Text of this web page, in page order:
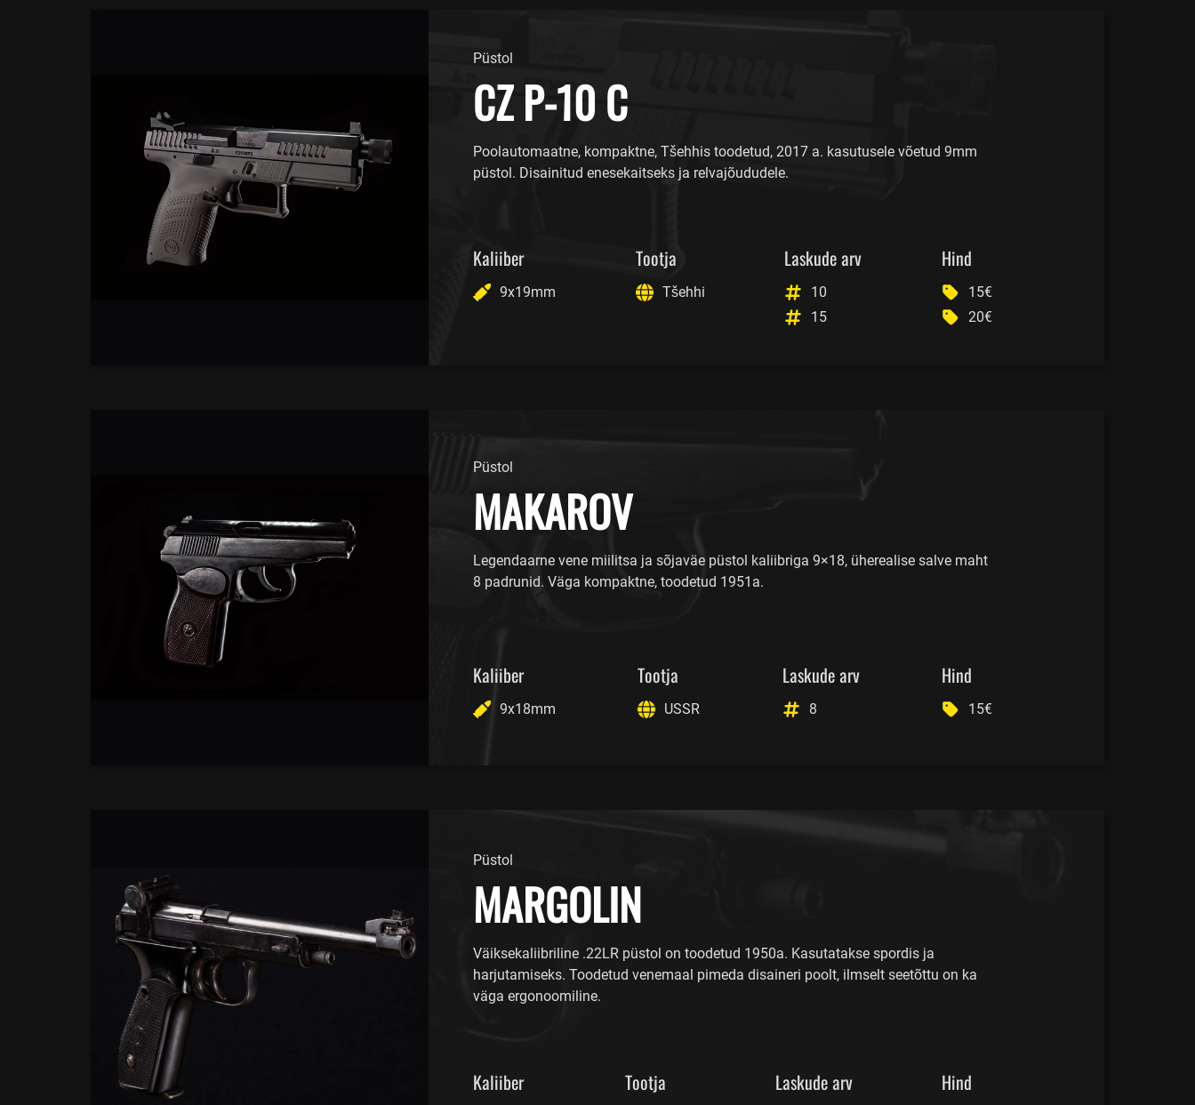
Püstol
CZ P-10 C
Poolautomaatne, kompaktne, Tšehhis toodetud, 2017 a. kasutusele võetud 9mm
püstol. Disainitud enesekaitseks ja relvajõududele.
Kaliiber
9x19mm
Tootja
Tšehhi
Laskude arv
10
15
Hind
15€
20€
Püstol
MAKAROV
Legendaarne vene miilitsa ja sõjaväe püstol kaliibriga 9×18, üherealise salve maht
8 padrunid. Väga kompaktne, toodetud 1951a.
Kaliiber
9x18mm
Tootja
USSR
Laskude arv
8
Hind
15€
Püstol
MARGOLIN
Väiksekaliibriline .22LR püstol on toodetud 1950a. Kasutatakse spordis ja
harjutamiseks. Toodetud venemaal pimeda disaineri poolt, ilmselt seetõttu on ka
väga ergonoomiline.
Kaliiber Tootja Laskude arv Hind